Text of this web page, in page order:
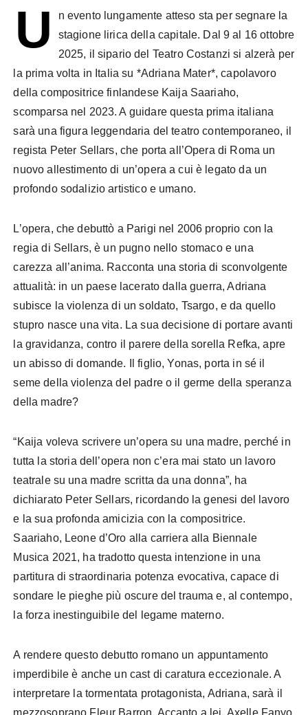
U
n evento lungamente atteso sta per segnare la
stagione lirica della capitale. Dal 9 al 16 ottobre
2025, il sipario del Teatro Costanzi si alzerà per
la prima volta in Italia su *Adriana Mater*, capolavoro
della compositrice finlandese Kaija Saariaho,
scomparsa nel 2023. A guidare questa prima italiana
sarà una figura leggendaria del teatro contemporaneo, il
regista Peter Sellars, che porta all’Opera di Roma un
nuovo allestimento di un’opera a cui è legato da un
profondo sodalizio artistico e umano.
L’opera, che debuttò a Parigi nel 2006 proprio con la
regia di Sellars, è un pugno nello stomaco e una
carezza all’anima. Racconta una storia di sconvolgente
attualità: in un paese lacerato dalla guerra, Adriana
subisce la violenza di un soldato, Tsargo, e da quello
stupro nasce una vita. La sua decisione di portare avanti
la gravidanza, contro il parere della sorella Refka, apre
un abisso di domande. Il figlio, Yonas, porta in sé il
seme della violenza del padre o il germe della speranza
della madre?
“Kaija voleva scrivere un’opera su una madre, perché in
tutta la storia dell’opera non c’era mai stato un lavoro
teatrale su una madre scritta da una donna”, ha
dichiarato Peter Sellars, ricordando la genesi del lavoro
e la sua profonda amicizia con la compositrice.
Saariaho, Leone d’Oro alla carriera alla Biennale
Musica 2021, ha tradotto questa intenzione in una
partitura di straordinaria potenza evocativa, capace di
sondare le pieghe più oscure del trauma e, al contempo,
la forza inestinguibile del legame materno.
A rendere questo debutto romano un appuntamento
imperdibile è anche un cast di caratura eccezionale. A
interpretare la tormentata protagonista, Adriana, sarà il
mezzosoprano Fleur Barron. Accanto a lei, Axelle Fanyo